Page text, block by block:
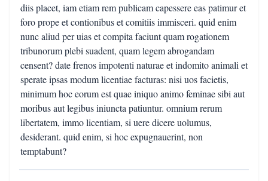
diis placet, iam etiam rem publicam capessere eas patimur et
foro prope et contionibus et comitiis immisceri. quid enim
nunc aliud per uias et compita faciunt quam rogationem
tribunorum plebi suadent, quam legem abrogandam
censent? date frenos impotenti naturae et indomito animali et
sperate ipsas modum licentiae facturas: nisi uos facietis,
minimum hoc eorum est quae iniquo animo feminae sibi aut
moribus aut legibus iniuncta patiuntur. omnium rerum
libertatem, immo licentiam, si uere dicere uolumus,
desiderant. quid enim, si hoc expugnauerint, non
temptabunt?